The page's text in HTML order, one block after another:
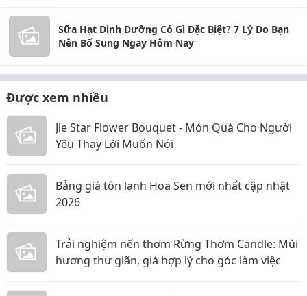
Sữa Hạt Dinh Dưỡng Có Gì Đặc Biệt? 7 Lý Do Bạn
Nên Bổ Sung Ngay Hôm Nay
Được xem nhiều
Jie Star Flower Bouquet - Món Quà Cho Người
Yêu Thay Lời Muốn Nói
Bảng giá tôn lạnh Hoa Sen mới nhất cập nhật
2026
Trải nghiệm nến thơm Rừng Thơm Candle: Mùi
hương thư giãn, giá hợp lý cho góc làm việc